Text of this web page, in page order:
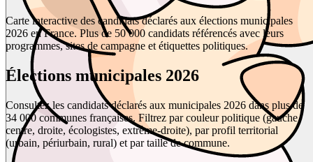
Carte interactive des candidats déclarés aux élections municipales
2026 en France. Plus de 50 000 candidats référencés avec leurs
programmes, sites de campagne et étiquettes politiques.
Élections municipales 2026
Consultez les candidats déclarés aux municipales 2026 dans plus de
34 000 communes françaises. Filtrez par couleur politique (gauche,
centre, droite, écologistes, extrême-droite), par profil territorial
(urbain, périurbain, rural) et par taille de commune.